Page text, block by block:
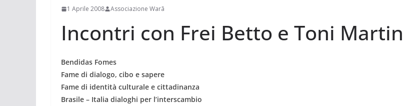
1 Aprile 2008 Associazione Warã
Incontri con Frei Betto e Toni Martin
Bendidas Fomes
Fame di dialogo, cibo e sapere
Fame di identità culturale e cittadinanza
Brasile – Italia dialoghi per l’interscambio